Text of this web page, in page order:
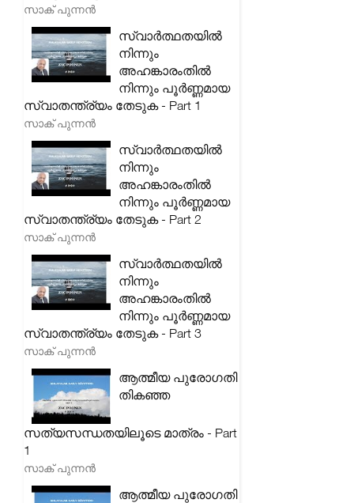
സാക് പുന്നൻ
സ്വാർത്ഥതയിൽ
നിന്നും
അഹങ്കാരംതിൽ
നിന്നും പൂർണ്ണമായ
സ്വാതന്ത്ര്യം തേടുക - Part 1
സാക് പുന്നൻ
സ്വാർത്ഥതയിൽ
നിന്നും
അഹങ്കാരംതിൽ
നിന്നും പൂർണ്ണമായ
സ്വാതന്ത്ര്യം തേടുക - Part 2
സാക് പുന്നൻ
സ്വാർത്ഥതയിൽ
നിന്നും
അഹങ്കാരംതിൽ
നിന്നും പൂർണ്ണമായ
സ്വാതന്ത്ര്യം തേടുക - Part 3
സാക് പുന്നൻ
ആത്മീയ പുരോഗതി
തികഞ്ഞ
സത്യസന്ധതയിലൂടെ മാത്രം - Part
1
സാക് പുന്നൻ
ആത്മീയ പുരോഗതി